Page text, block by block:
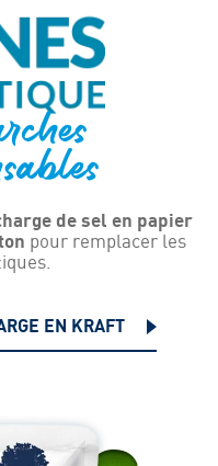
de sel en papier
pour remplacer les
EN KRAFT